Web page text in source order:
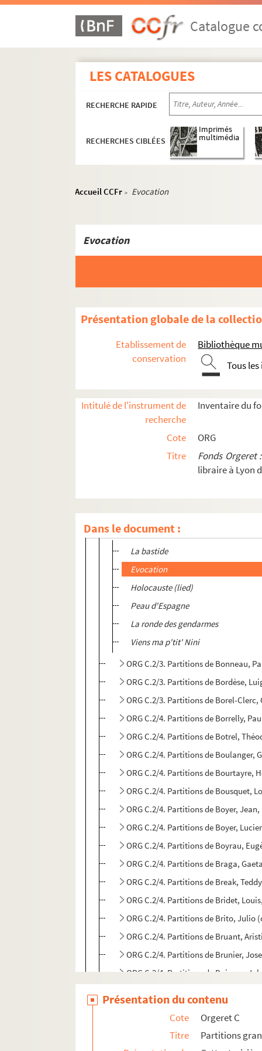
Catalogue
LES CATALOGUES
RECHERCHE RAPIDE
RECHERCHES CIBLÉES
Imprimés
multimédia
Accueil CCFr > Evocation
Evocation
Présentation globale de la
Etablissement de
conservation
Bibliothèque
Tous
Intitulé de l'instrument de
recherche
Inventaire du
Cote
ORG
Titre
Fonds Orgeret
libraire à Lyon
Dans le document :
ORG C.2/1. Partitions de Barrégat,
ORG C.2/1. Partitions de Barthalay,
ORG C.2/1. Partitions de Bassman,
ORG C.2/1. Partitions de Bastia,
ORG C.2/1. Partitions de Bastide,
ORG C.2/2. Partitions de Baumann,
ORG C.2/2. Partitions de Becucci,
ORG C.2/2. Partitions de Belmonte,
ORG C.2/2. Partitions de Bemberg,
ORG C.2/2. Partitions de Berger,
ORG C.2/2. Partitions de Bernard,
ORG C.2/2. Partitions de Bernard,
ORG C.2/2. Partitions de Berniaux,
ORG C.2/3. Partitions de Berto,
ORG C.2/3. Partitions de Bertrand,
ORG C.2/3. Partitions de Betti,
ORG C.2/3. Partitions de Blondelon,
ORG C.2/3. Partitions de
ORG C.2/3. Partitions de Boissière,
ORG C.2/3. Partitions de Bonincontro,
La bastide
Evocation
Holocauste (lied)
Peau d'Espagne
La ronde des gendarmes
Viens ma p'tit' Nini
ORG C.2/3. Partitions de Bonneau,
ORG C.2/3. Partitions de Bordèse,
ORG C.2/3. Partitions de Borel-
ORG C.2/4. Partitions de Borrelly,
ORG C.2/4. Partitions de Botrel,
ORG C.2/4. Partitions de Boulanger,
ORG C.2/4. Partitions de Bourtayre,
ORG C.2/4. Partitions de Bousquet,
ORG C.2/4. Partitions de Boyer,
ORG C.2/4. Partitions de Boyer,
ORG C.2/4. Partitions de Boyrau,
ORG C.2/4. Partitions de Braga,
ORG C.2/4. Partitions de Break,
ORG C.2/4. Partitions de Bridet,
ORG C.2/4. Partitions de Brito, Julio
ORG C.2/4. Partitions de Bruant,
ORG C.2/4. Partitions de Brunier,
ORG C.2/4. Partitions de Buisson,
Présentation du contenu
Cote
Orgeret C
Titre
Partitions